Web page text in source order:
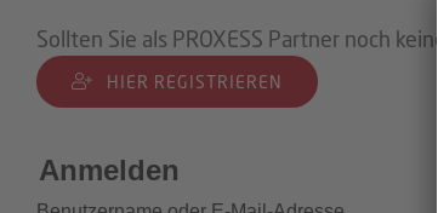
Sollten Sie als PROXESS Partner noch
HIER REGISTRIEREN
Anmelden